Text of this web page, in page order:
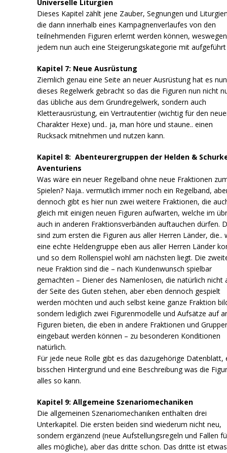
Universelle Liturgien
Dieses Kapitel zählt jene Zauber, Segnungen und
die dann innerhalb eines Kampagnenverlaufes von den
teilnehmenden Figuren erlernt werden können,
jedem nun auch eine Steigerungskategorie mit
Kapitel 7: Neue Ausrüstung
Ziemlich genau eine Seite an neuer Ausrüstung hat es
dieses Regelwerk gebracht so das die Figuren nun nicht
das übliche aus dem Grundregelwerk, sondern auch
Kletterausrüstung, ein Vertrautentier (wichtig für den
Charakter Hexe) und.. ja, man höre und staune.. einen
Rucksack mitnehmen und nutzen kann.
Kapitel 8: Abenteurergruppen der Helden &
Aventuriens
Was wäre ein neuer Regelband ohne neue Fraktionen
Spielen? Naja.. vermutlich immer noch ein Regelband,
dennoch gibt es hier nun zwei weitere Fraktionen, die
gleich mit einigen neuen Figuren aufwarten, welche im
auch in anderen Fraktionsverbänden auftauchen dürfen.
sind zum ersten die Figuren aus aller Herren Länder, die..
eine echte Heldengruppe eben aus aller Herren Länder
und so dem Rollenspiel wohl am nächsten liegt. Die
neue Fraktion sind die – nach Kundenwunsch spielbar
gemachten – Diener des Namenlosen, die natürlich nicht
der Seite des Guten stehen, aber eben dennoch gespielt
werden möchten und auch selbst keine ganze Fraktion
sondern lediglich zwei Figurenmodelle und Aufsätze auf
Figuren bieten, die eben in andere Fraktionen und
eingebaut werden können – zu besonderen Konditionen
natürlich.
Für jede neue Rolle gibt es das dazugehörige Datenblatt,
bisschen Hintergrund und eine Beschreibung was die
alles so kann.
Kapitel 9: Allgemeine Szenariomechaniken
Die allgemeinen Szenariomechaniken enthalten drei
Unterkapitel. Die ersten beiden sind wiederum nicht neu,
sondern ergänzend (neue Aufstellungsregeln und Fallen
alles mögliche), aber das dritte schon. Das dritte ist